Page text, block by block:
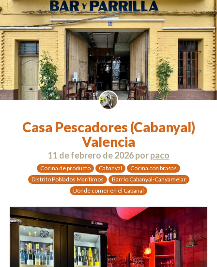
Casa Pescadores (Cabanyal)
Valencia
11 de febrero de 2026porpaco
Cocina de producto Cabanyal
Cocina con brasas
Distrito Poblados Marítimos
Barrio Cabanyal-Canyamelar
Dónde comer en el Cabañal